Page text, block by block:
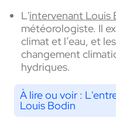
L'intervenant Louis
météorologiste. Il
climat et l’eau, et
changement
hydriques.
À lire ou voir :
Louis Bodin